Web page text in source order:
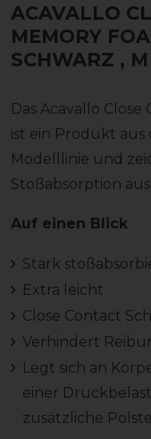
ACAVALLO
MEMORY
SCHWARZ , M
Das Acavallo
ist ein Produkt aus
Modelllinie und
Stoßabsorption aus.
Auf einen Blick
Stark
Extra leicht
Close Contact
Verhindert
Legt sich an
einer
zusätzliche